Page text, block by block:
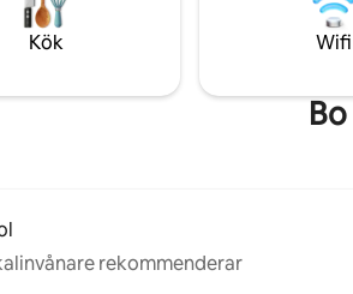
minuters
Kök Wifi
rekommenderar